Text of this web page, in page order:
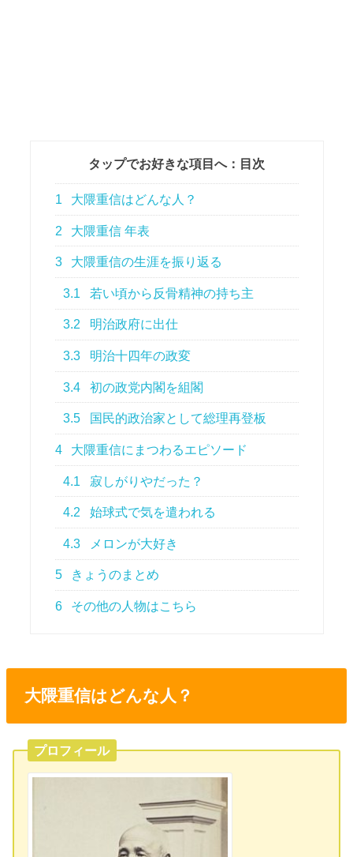
タップでお好きな項目へ：目次
1 大隈重信はどんな人？
2 大隈重信 年表
3 大隈重信の生涯を振り返る
3.1 若い頃から反骨精神の持ち主
3.2 明治政府に出仕
3.3 明治十四年の政変
3.4 初の政党内閣を組閣
3.5 国民的政治家として総理再登板
4 大隈重信にまつわるエピソード
4.1 寂しがりやだった？
4.2 始球式で気を遣われる
4.3 メロンが大好き
5 きょうのまとめ
6 その他の人物はこちら
大隈重信はどんな人？
プロフィール